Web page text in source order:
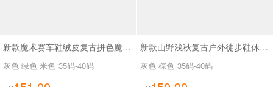
新款魔术赛车鞋绒皮复古拼色魔术贴德训休闲鞋SA8040
灰色 绿色 米色 35码-40码
新款山野浅秋复古户外徒步鞋休闲鞋SA37028
灰色 棕色 35码-40码